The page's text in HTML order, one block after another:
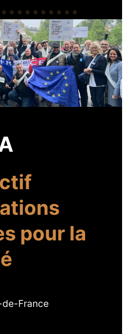
pour la
de-France